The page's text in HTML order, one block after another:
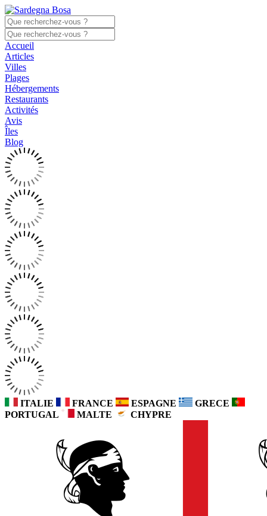
Accueil
Articles
Villes
Plages
Hébergements
Restaurants
Activités
Avis
Îles
Blog
ITALIE FRANCE ESPAGNE
GRECE
PORTUGAL
MALTE CHYPRE